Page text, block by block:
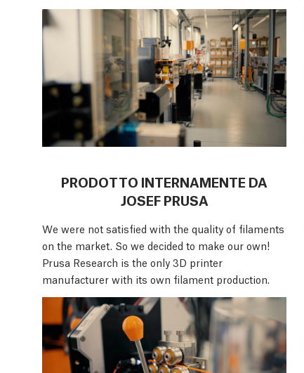
PRODOTTO INTERNAMENTE DA
JOSEF PRUSA
We were not satisfied with the quality of filaments
on the market. So we decided to make our own!
Prusa Research is the only 3D printer
manufacturer with its own filament production.